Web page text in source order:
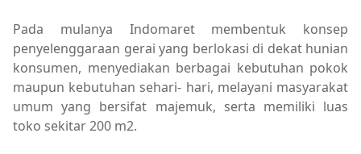
Pada mulanya Indomaret membentuk konsep
penyelenggaraan gerai yang berlokasi di dekat hunian
konsumen, menyediakan berbagai kebutuhan pokok
maupun kebutuhan sehari- hari, melayani masyarakat
umum yang bersifat majemuk, serta memiliki luas
toko sekitar 200 m2.